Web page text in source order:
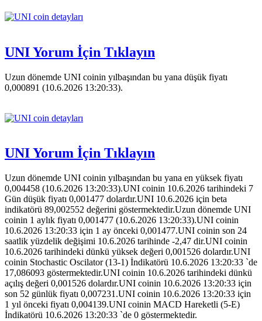
UNI Yorum İçin Tıklayın
Uzun dönemde UNI coinin yılbaşından bu yana düşük fiyatı
0,000891 (10.6.2026 13:20:33).
UNI Yorum İçin Tıklayın
Uzun dönemde UNI coinin yılbaşından bu yana en yüksek fiyatı
0,004458 (10.6.2026 13:20:33).UNI coinin 10.6.2026 tarihindeki 7
Gün düşük fiyatı 0,001477 dolardır.UNI 10.6.2026 için beta
indikatörü 89,002552 değerini göstermektedir.Uzun dönemde UNI
coinin 1 aylık fiyatı 0,001477 (10.6.2026 13:20:33).UNI coinin
10.6.2026 13:20:33 için 1 ay önceki 0,001477.UNI coinin son 24
saatlik yüzdelik değişimi 10.6.2026 tarihinde -2,47 dir.UNI coinin
10.6.2026 tarihindeki dünkü yüksek değeri 0,001526 dolardır.UNI
coinin Stochastic Oscilator (13-1) İndikatörü 10.6.2026 13:20:33 `de
17,086093 göstermektedir.UNI coinin 10.6.2026 tarihindeki dünkü
açılış değeri 0,001526 dolardır.UNI coinin 10.6.2026 13:20:33 için
son 52 günlük fiyatı 0,007231.UNI coinin 10.6.2026 13:20:33 için
1 yıl önceki fiyatı 0,004139.UNI coinin MACD Hareketli (5-E)
İndikatörü 10.6.2026 13:20:33 `de 0 göstermektedir.